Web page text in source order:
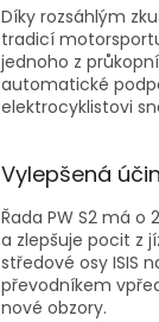
Díky rozsáhlým
tradicí
jednoho z
automatické
elektrocyklistovi
Vylepšená
Řada PW S2 má o
a zlepšuje pocit z
středové osy ISIS
převodníkem
nové obzory.